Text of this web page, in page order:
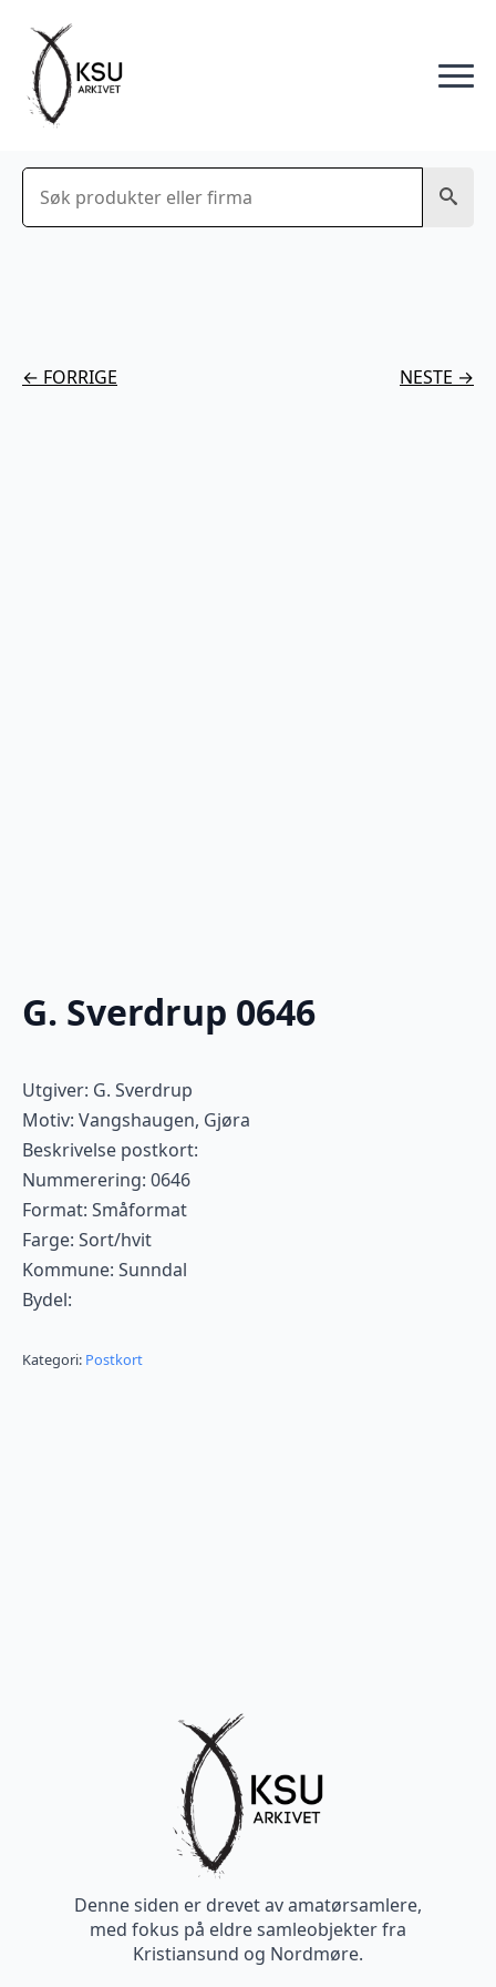
Søk
← FORRIGE NESTE →
G. Sverdrup 0646
Utgiver: G. Sverdrup
Motiv: Vangshaugen, Gjøra
Beskrivelse postkort:
Nummerering: 0646
Format: Småformat
Farge: Sort/hvit
Kommune: Sunndal
Bydel:
Kategori: Postkort
Denne siden er drevet av amatørsamlere,
med fokus på eldre samleobjekter fra
Kristiansund og Nordmøre.